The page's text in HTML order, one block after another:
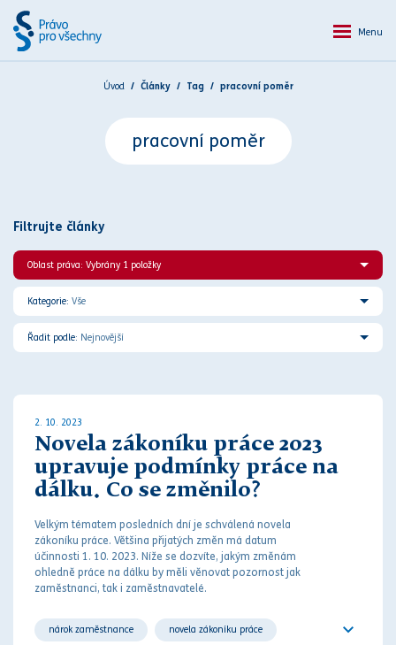
Menu
Úvod Články Tag pracovní poměr
pracovní poměr
Filtrujte články
Oblast práva: Vybrány 1 položky
Kategorie: Vše
Řadit podle: Nejnovější
2. 10. 2023
Novela zákoníku práce 2023
upravuje podmínky práce na
dálku. Co se změnilo?
Velkým tématem posledních dní je schválená novela
zákoníku práce. Většina přijatých změn má datum
účinnosti 1. 10. 2023. Níže se dozvíte, jakým změnám
ohledně práce na dálku by měli věnovat pozornost jak
zaměstnanci, tak i zaměstnavatelé.
nárok zaměstnance novela zákoníku práce